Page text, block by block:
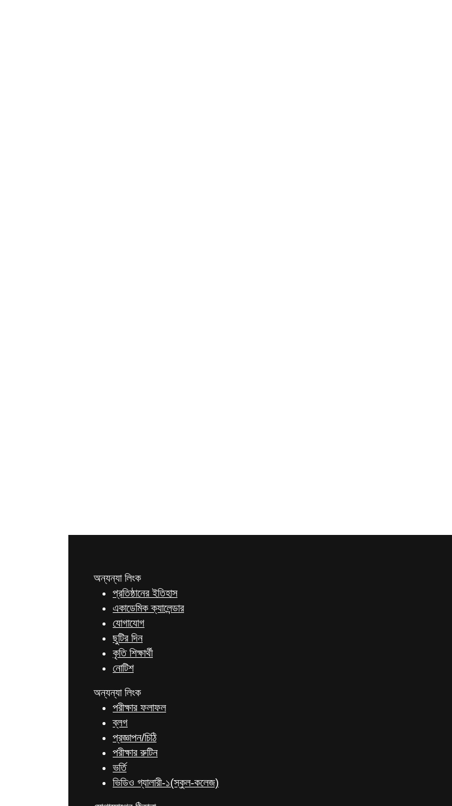
অন্যন্যা লিংক
প্রতিষ্ঠানের ইতিহাস
একাডেমিক ক্যালেন্ডার
যোগাযোগ
ছুটির দিন
কৃতি শিক্ষার্থী
নোটিশ
অন্যন্যা লিংক
পরীক্ষার ফলাফল
ব্লগ
প্রজ্ঞাপন/চিঠি
পরীক্ষার রুটিন
ভর্তি
ভিডিও গ্যালারী-১(স্কুল-কলেজ)